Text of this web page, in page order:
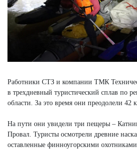
Работники СТЗ и компании ТМК
в трехдневный туристический сплав по
области. За это время они преодолели 42
На пути они увидели три пещеры –
Провал. Туристы осмотрели древние
оставленные финноугорскими охотниками